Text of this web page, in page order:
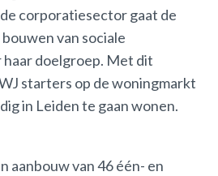
corporatiesector gaat de
van sociale
doelgroep. Met dit
starters op de woningmarkt
in Leiden te gaan wonen.
aanbouw van 46 één- en